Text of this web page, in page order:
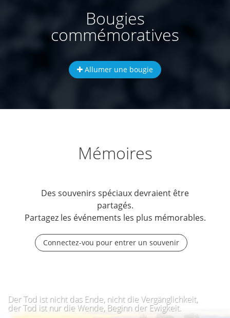
Bougies
commémoratives
Allumer une bougie
Mémoires
Des souvenirs spéciaux devraient être
partagés.
Partagez les événements les plus mémorables.
Connectez-vou pour entrer un souvenir
Der Tod ist nicht das Ende, nicht die Vergänglichkeit,
der Tod ist nur die Wende, Beginn der Ewigkeit.